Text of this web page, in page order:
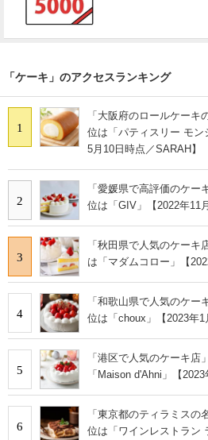
「ケーキ」のアクセスランキング
1
「大阪府のロールケー
位は「パティスリー モ
5月10日時点／SARAH】
2
「愛媛県で高評価のケ
位は「GIV」【2022年11
3
「秋田県で人気のケー
は「マダムコロー」【
4
「和歌山県で人気のケ
位は「choux」【2023年1
5
「港区で人気のケーキ
「Maison d'Ahni」【2023
6
「東京都のティラミス
位は「ワインレストラン